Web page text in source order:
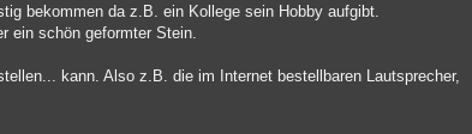
bekommen da z.B. ein Kollege sein Hobby aufgibt.
ein schön geformter Stein.
kann. Also z.B. die im Internet bestellbaren Lautsprecher,